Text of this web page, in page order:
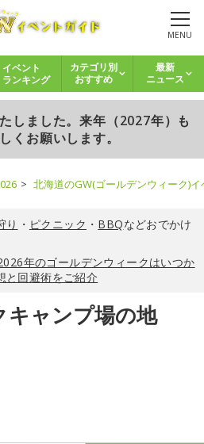
MENU
イベント
ランキング
カテゴリ別
おすすめ
最新
ニュース
しました。来年（2027年）も
くお願いします。
北海道のGW(ゴールデンウィーク)
り ・ ピクニック ・ BBQなどおでかけ
年のゴールデンウィークはいつか
と回避術をご紹介
キャンプ場の地